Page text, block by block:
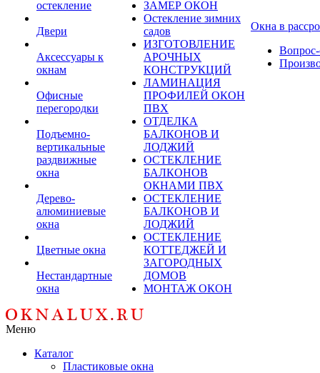
остекление
Двери
Аксессуары к
окнам
Офисные
перегородки
Подъемно-
вертикальные
раздвижные
окна
Дерево-
алюминиевые
окна
Цветные окна
Нестандартные
окна
ЗАМЕР ОКОН
Остекление зимних
садов
ИЗГОТОВЛЕНИЕ
АРОЧНЫХ
КОНСТРУКЦИЙ
ЛАМИНАЦИЯ
ПРОФИЛЕЙ ОКОН
ПВХ
ОТДЕЛКА
БАЛКОНОВ И
ЛОДЖИЙ
ОСТЕКЛЕНИЕ
БАЛКОНОВ
ОКНАМИ ПВХ
ОСТЕКЛЕНИЕ
БАЛКОНОВ И
ЛОДЖИЙ
ОСТЕКЛЕНИЕ
КОТТЕДЖЕЙ И
ЗАГОРОДНЫХ
ДОМОВ
МОНТАЖ ОКОН
Окна в
Вопрос-
Меню
Каталог
Пластиковые окна